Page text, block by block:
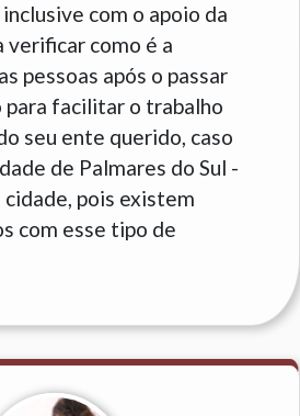
com o apoio da
verificar como é a
pessoas após o passar
facilitar o trabalho
seu ente querido, caso
de Palmares do Sul -
cidade, pois existem
com esse tipo de